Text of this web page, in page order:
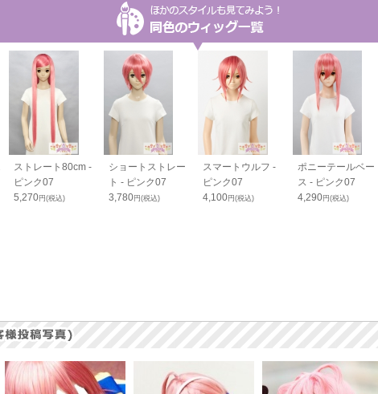
ストレート80cm -
ピンク07
5,270円(税込)
ショートストレー
ト - ピンク07
3,780円(税込)
スマートウルフ -
ピンク07
4,100円(税込)
ポニーテールベー
ス - ピンク07
4,290円(税込)